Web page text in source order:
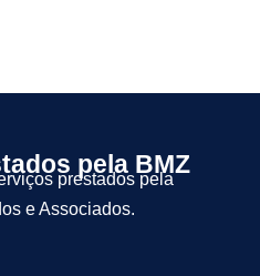
pela BMZ
prestados pela
e Associados.